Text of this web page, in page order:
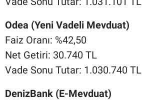
Odea (Yeni Vadeli Mevduat)
Faiz Oranı: %42,50
Net Getiri: 30.740 TL
Vade Sonu Tutar: 1.030.740 TL
DenizBank (E-Mevduat)